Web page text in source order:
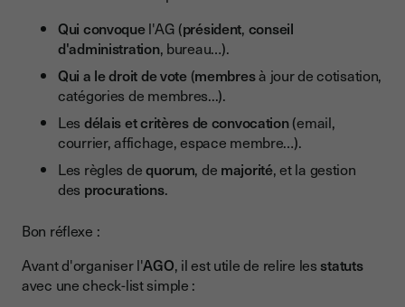
Qui convoquel'AG (président, conseil
d'administration, bureau…).
Qui a le droit de vote(membresà jour de cotisation,
catégories de membres...).
Les délais et critères de convocation(email,
courrier, affichage, espace membre…).
Les règles dequorum, de majorité, et la gestion
des procurations.
Bon réflexe :
Avant d'organiser l'AGO, il est utile de relire lesstatuts
avec une check-list simple :